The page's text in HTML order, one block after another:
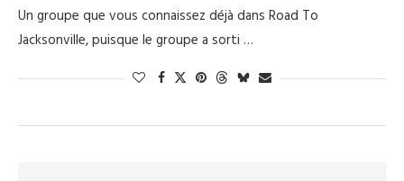
Un groupe que vous connaissez déjà dans Road To
Jacksonville, puisque le groupe a sorti …